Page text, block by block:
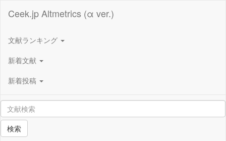
Ceek.jp Altmetrics (α ver.)
文献ランキング
新着文献
新着投稿
検索